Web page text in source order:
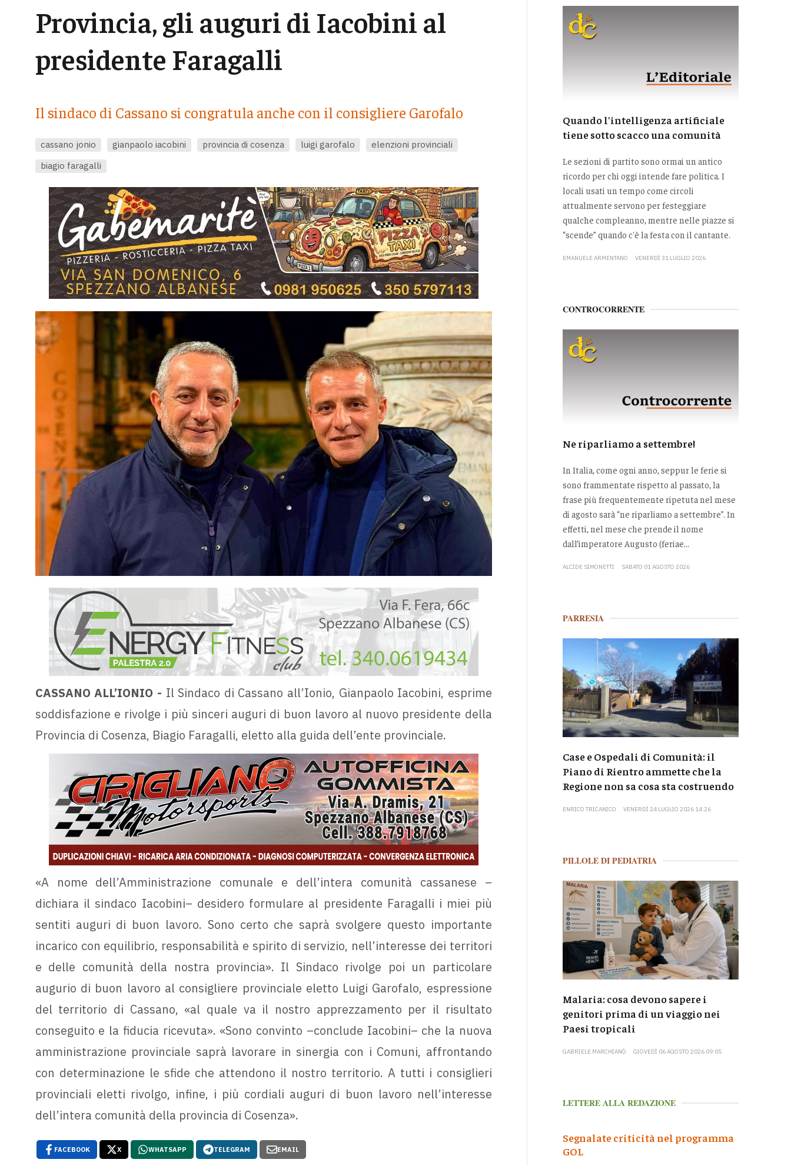
Provincia, gli auguri di Iacobini al
presidente Faragalli
Il sindaco di Cassano si congratula anche con il consigliere Garofalo
cassano jonio gianpaolo iacobini provincia di cosenza luigi garofalo
elenzioni provinciali
biagio faragalli
CASSANO ALL’IONIO - Il Sindaco di Cassano all’Ionio, Gianpaolo Iacobini, esprime
soddisfazione e rivolge i più sinceri auguri di buon lavoro al nuovo presidente della
Provincia di Cosenza, Biagio Faragalli, eletto alla guida dell’ente provinciale.
«A nome dell’Amministrazione comunale e dell’intera comunità cassanese –
dichiara il sindaco Iacobini– desidero formulare al presidente Faragalli i miei più
sentiti auguri di buon lavoro. Sono certo che saprà svolgere questo importante
incarico con equilibrio, responsabilità e spirito di servizio, nell’interesse dei territori
e delle comunità della nostra provincia». Il Sindaco rivolge poi un particolare
augurio di buon lavoro al consigliere provinciale eletto Luigi Garofalo, espressione
del territorio di Cassano, «al quale va il nostro apprezzamento per il risultato
conseguito e la fiducia ricevuta». «Sono convinto –conclude Iacobini– che la nuova
amministrazione provinciale saprà lavorare in sinergia con i Comuni, affrontando
con determinazione le sfide che attendono il nostro territorio. A tutti i consiglieri
provinciali eletti rivolgo, infine, i più cordiali auguri di buon lavoro nell’interesse
dell’intera comunità della provincia di Cosenza».
FACEBOOK X WHATSAPP TELEGRAM EMAIL
Quando l'intelligenza artificiale
tiene sotto scacco una comunità
Le sezioni di partito sono ormai un antico
ricordo per chi oggi intende fare politica. I
locali usati un tempo come circoli
attualmente servono per festeggiare
qualche compleanno, mentre nelle piazze si
“scende” quando c'è la festa con il cantante.
EMANUELE ARMENTANO VENERDÌ 31 LUGLIO 2026
CONTROCORRENTE
Ne riparliamo a settembre!
In Italia, come ogni anno, seppur le ferie si
sono frammentate rispetto al passato, la
frase più frequentemente ripetuta nel mese
di agosto sarà “ne riparliamo a settembre”. In
effetti, nel mese che prende il nome
dall’imperatore Augusto (feriae...
ALCIDE SIMONETTI SABATO 01 AGOSTO 2026
PARRESIA
Case e Ospedali di Comunità: il
Piano di Rientro ammette che la
Regione non sa cosa sta costruendo
ENRICO TRICANICO VENERDÌ 24 LUGLIO 2026 14:26
PILLOLE DI PEDIATRIA
Malaria: cosa devono sapere i
genitori prima di un viaggio nei
Paesi tropicali
GABRIELE MARCHIANÒ GIOVEDÌ 06 AGOSTO 2026 09:05
LETTERE ALLA REDAZIONE
Segnalate criticità nel programma
GOL